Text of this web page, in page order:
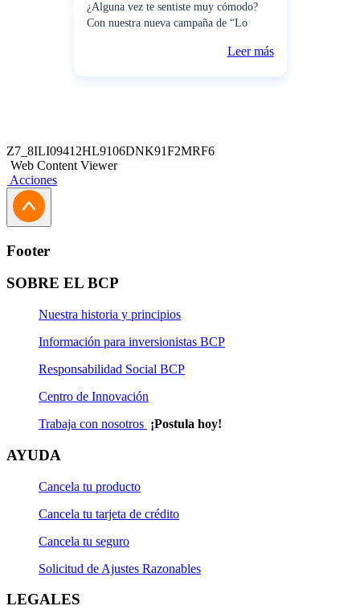
¿Alguna vez te sentiste muy cómodo?
Con nuestra nueva campaña de “Lo
Cambio logramos transmitir de manera
Leer más
Z7_8ILI09412HL9106DNK91F2MRF6
Web Content Viewer
Acciones
Footer
SOBRE EL BCP
Nuestra historia y principios
Información para inversionistas BCP
Responsabilidad Social BCP
Centro de Innovación
Trabaja con nosotros ¡Postula hoy!
AYUDA
Cancela tu producto
Cancela tu tarjeta de crédito
Cancela tu seguro
Solicitud de Ajustes Razonables
LEGALES